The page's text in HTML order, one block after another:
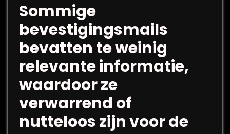
Sommige
bevestigingsmails
bevatten te weinig
relevante informatie,
waardoor ze
verwarrend of
nutteloos zijn voor de